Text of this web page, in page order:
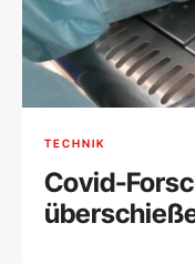
TECHNIK
Covid-